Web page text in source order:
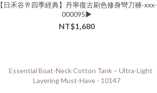
【日禾谷🥂四季經典】丹寧復古刷色修身彎刀褲-xxx-
000095▶
NT$1,680